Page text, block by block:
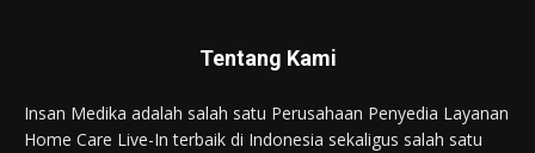
Tentang Kami
Insan Medika adalah salah satu Perusahaan Penyedia Layanan
Home Care Live-In terbaik di Indonesia sekaligus salah satu